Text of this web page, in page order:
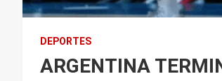
DEPORTES
ARGENTINA